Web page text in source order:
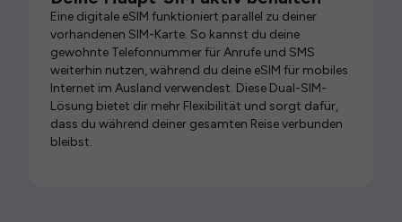
Eine digitale eSIM funktioniert parallel zu deiner
vorhandenen SIM-Karte. So kannst du deine
gewohnte Telefonnummer für Anrufe und SMS
weiterhin nutzen, während du deine eSIM für mobiles
Internet im Ausland verwendest. Diese Dual-SIM-
Lösung bietet dir mehr Flexibilität und sorgt dafür,
dass du während deiner gesamten Reise verbunden
bleibst.